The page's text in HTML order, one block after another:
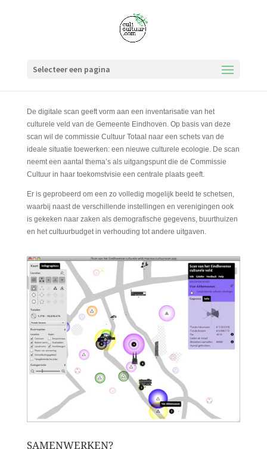
Selecteer een pagina
De digitale scan geeft vorm aan een inventarisatie van het
culturele veld van de Gemeente Eindhoven. Op basis van deze
scan wil de commissie Cultuur Totaal naar een schets van de
ideale situatie toewerken: een nieuwe culturele ecologie. De scan
neemt een aantal thema’s als uitgangspunt die de Commissie
Cultuur in haar toekomstvisie een centrale plaats geeft.
Er is geprobeerd om een zo volledig mogelijk beeld te schetsen,
waarbij naast de verschillende instellingen en verenigingen ook
is gekeken naar zaken als demografische gegevens, buurthuizen
en het cultuurbudget in verhouding tot andere uitgaven.
SAMENWERKEN?